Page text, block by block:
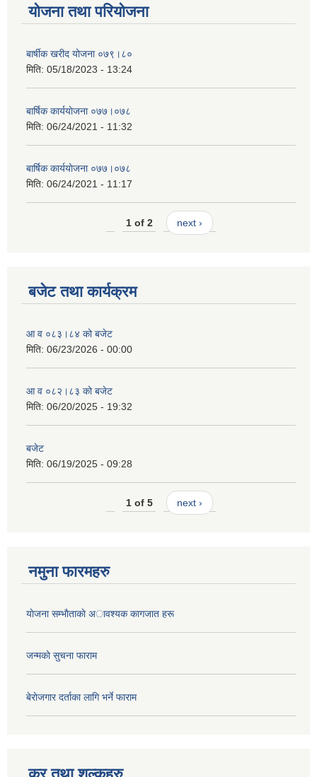
योजना तथा परियोजना
बार्षीक खरीद योजना ०७९।८०
मिति: 05/18/2023 - 13:24
बार्षिक कार्ययाेजना ०७७।०७८
मिति: 06/24/2021 - 11:32
बार्षिक कार्ययाेजना ०७७।०७८
मिति: 06/24/2021 - 11:17
1 of 2 next ›
बजेट तथा कार्यक्रम
आ व ०८३।८४ को बजेट
मिति: 06/23/2026 - 00:00
आ व ०८२।८३ को बजेट
मिति: 06/20/2025 - 19:32
बजेट
मिति: 06/19/2025 - 09:28
1 of 5 next ›
नमुना फारमहरु
याेजना सम्भाैताकाे अावश्यक कागजात हरू
जन्मकाे सुचना फाराम
बेराेजगार दर्ताका लागि भर्ने फाराम